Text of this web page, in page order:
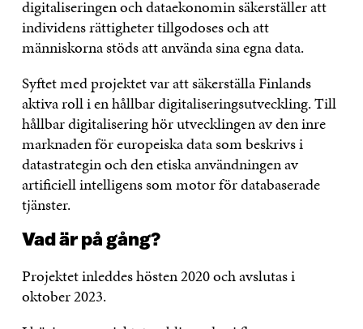
digitaliseringen och dataekonomin säkerställer att
individens rättigheter tillgodoses och att
människorna stöds att använda sina egna data.
Syftet med projektet var att säkerställa Finlands
aktiva roll i en hållbar digitaliseringsutveckling. Till
hållbar digitalisering hör utvecklingen av den inre
marknaden för europeiska data som beskrivs i
datastrategin och den etiska användningen av
artificiell intelligens som motor för databaserade
tjänster.
Vad är på gång?
Projektet inleddes hösten 2020 och avslutas i
oktober 2023.